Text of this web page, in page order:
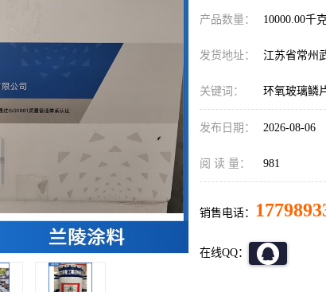
产品数量： 10000.00千
发货地址： 江苏省常州
关键词： 环氧玻璃鳞
发布日期： 2026-08-06
阅 读 量： 981
销售电话：
在线QQ：